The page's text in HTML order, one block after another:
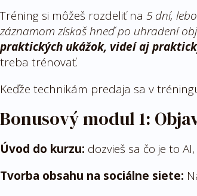
Tréning si môžeš rozdeliť na 5 dní,
záznamom získaš hneď po uhradení
praktických ukážok, videí aj
treba trénovať.
Keďže technikám predaja sa v
Bonusový modul 1:
Úvod do kurzu: dozvieš sa čo je to
Tvorba obsahu na sociálne siete: